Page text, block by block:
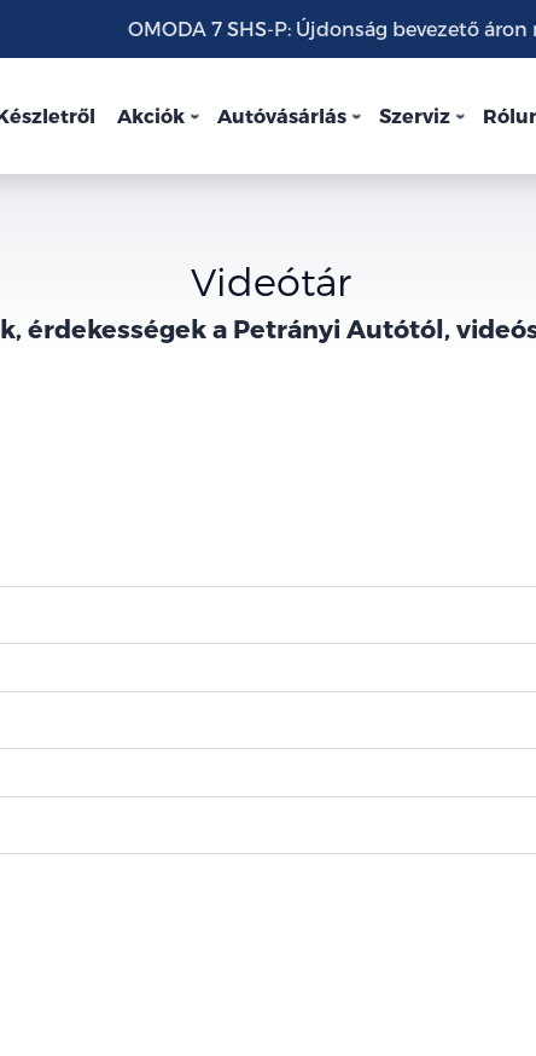
OMODA 7 SHS-P: Újdonság bevezető
Akciók Autóvásárlás Szerviz
Videótár
érdekességek a Petrányi Autótól,